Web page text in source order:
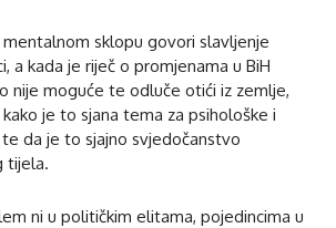
sklopu govori slavljenje
a kada je riječ o promjenama u BiH
nije moguće te odluče otići iz zemlje,
je to sjana tema za psihološke i
da je to sjajno svjedočanstvo
tijela.
ni u političkim elitama, pojedincima u